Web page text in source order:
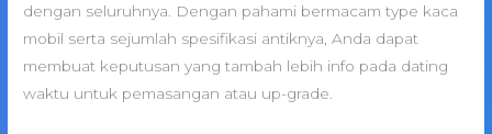
dengan seluruhnya. Dengan pahami bermacam type kaca
mobil serta sejumlah spesifikasi antiknya, Anda dapat
membuat keputusan yang tambah lebih info pada dating
waktu untuk pemasangan atau up-grade.